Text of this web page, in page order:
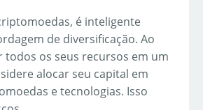
é inteligente
de diversificação. Ao
todos os seus recursos em um
alocar seu capital em
e tecnologias. Isso